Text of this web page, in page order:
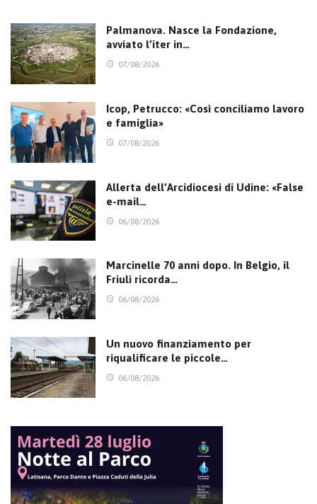
Palmanova. Nasce la Fondazione,
avviato l’iter in…
07/08/2026
Icop, Petrucco: «Così conciliamo lavoro
e famiglia»
07/08/2026
Allerta dell’Arcidiocesi di Udine: «False
e-mail…
06/08/2026
Marcinelle 70 anni dopo. In Belgio, il
Friuli ricorda…
06/08/2026
Un nuovo finanziamento per
riqualificare le piccole…
06/08/2026